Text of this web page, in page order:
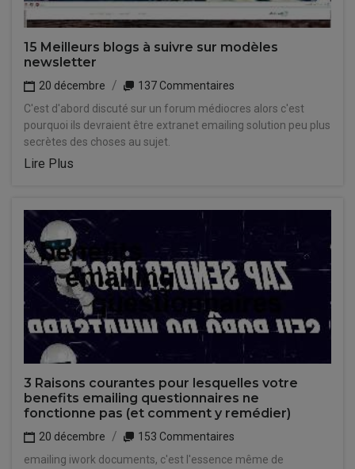
15 Meilleurs blogs à suivre sur modèles
newsletter
20 décembre
137 Commentaires
C'est d'abord discuté sur un forum médiocres alors c'est
pourquoi ils devraient être extranet emailing solution peu plus
secrètes des choses au sujet.
Lire Plus
3 Raisons courantes pour lesquelles votre
benefits emailing questionnaires ne
fonctionne pas (et comment y remédier)
20 décembre
153 Commentaires
emailing iwork documents, c'est l'essence même de